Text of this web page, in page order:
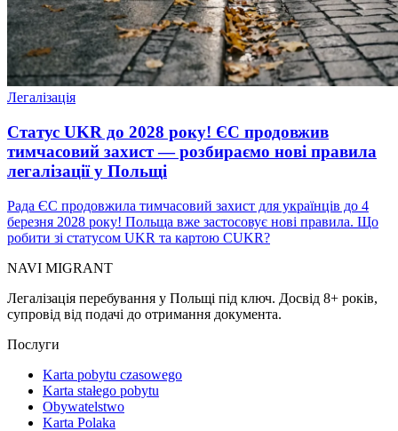
Легалізація
Статус UKR до 2028 року! ЄС продовжив
тимчасовий захист — розбираємо нові правила
легалізації у Польщі
Рада ЄС продовжила тимчасовий захист для українців до 4
березня 2028 року! Польща вже застосовує нові правила. Що
робити зі статусом UKR та картою CUKR?
NAVI MIGRANT
Легалізація перебування у Польщі під ключ. Досвід 8+ років,
супровід від подачі до отримання документа.
Послуги
Karta pobytu czasowego
Karta stałego pobytu
Obywatelstwo
Karta Polaka